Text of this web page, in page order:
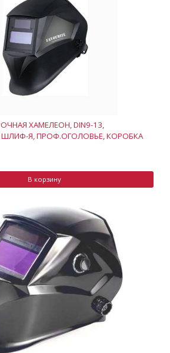
ХАМЕЛЕОН, DIN9-13,
ШЛИФ-Я, ПРОФ.ОГОЛОВЬЕ, КОРОБКА
В корзину